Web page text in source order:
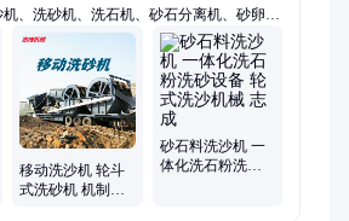
、洗砂机、洗石机、砂石分离机、砂卵石
洗轮
移动洗沙机 轮斗
式洗砂机 机制砂
砂石料洗沙机 一
体化洗石粉洗砂